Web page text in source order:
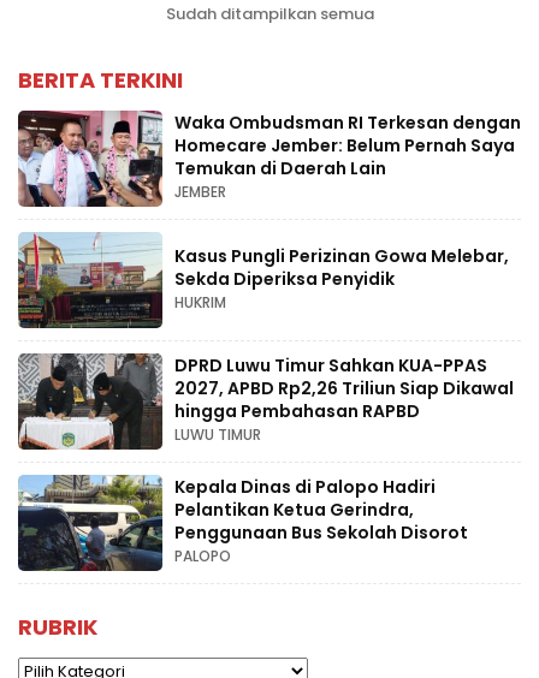
Sudah ditampilkan semua
BERITA TERKINI
Waka Ombudsman RI Terkesan dengan
Homecare Jember: Belum Pernah Saya
Temukan di Daerah Lain
JEMBER
Kasus Pungli Perizinan Gowa Melebar,
Sekda Diperiksa Penyidik
HUKRIM
DPRD Luwu Timur Sahkan KUA-PPAS
2027, APBD Rp2,26 Triliun Siap Dikawal
hingga Pembahasan RAPBD
LUWU TIMUR
Kepala Dinas di Palopo Hadiri
Pelantikan Ketua Gerindra,
Penggunaan Bus Sekolah Disorot
PALOPO
RUBRIK
Rubrik